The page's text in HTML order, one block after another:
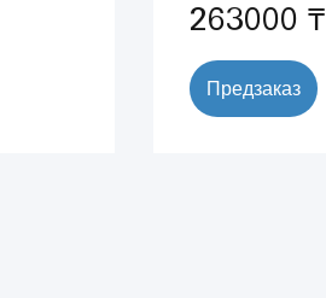
263000 ₸
Предзаказ